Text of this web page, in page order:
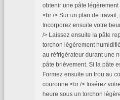
obtenir une pâte légèrement
<br /> Sur un plan de travail,
Incorporez ensuite votre
/> Laissez ensuite la pâte
torchon légèrement
au réfrigérateur durant une
pâte brièvement. Si la pâte
Formez ensuite un trou au
couronne.<br /> Insérez
heure sous un torchon